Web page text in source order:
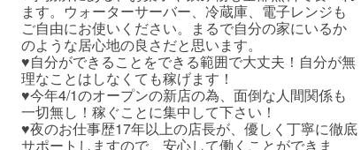
ます。ウォーターサーバー、冷蔵庫、電子レンジも
ご自由にお使いください。まるで自分の家にいるか
のような居心地の良さだと思います。
♥自分ができることをできる範囲で大丈夫！自分が無
理なことはしなくても稼げます！
♥今年4/1のオープンの新店の為、面倒な人間関係も
一切無し！稼ぐことに集中して下さい！
♥夜のお仕事歴17年以上の店長が、優しく丁寧に徹底
サポートしますので、安心して働くことができま